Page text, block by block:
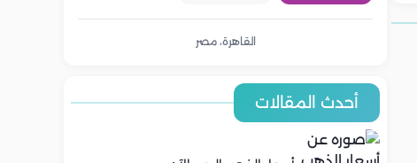
القاهرة، مصر
أحدث المقالات